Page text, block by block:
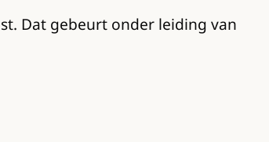
Dat gebeurt onder leiding van